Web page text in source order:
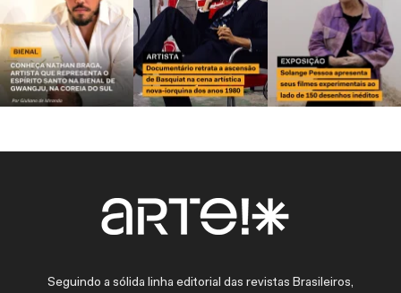
Seguindo a sólida linha editorial das revistas Brasileiros,